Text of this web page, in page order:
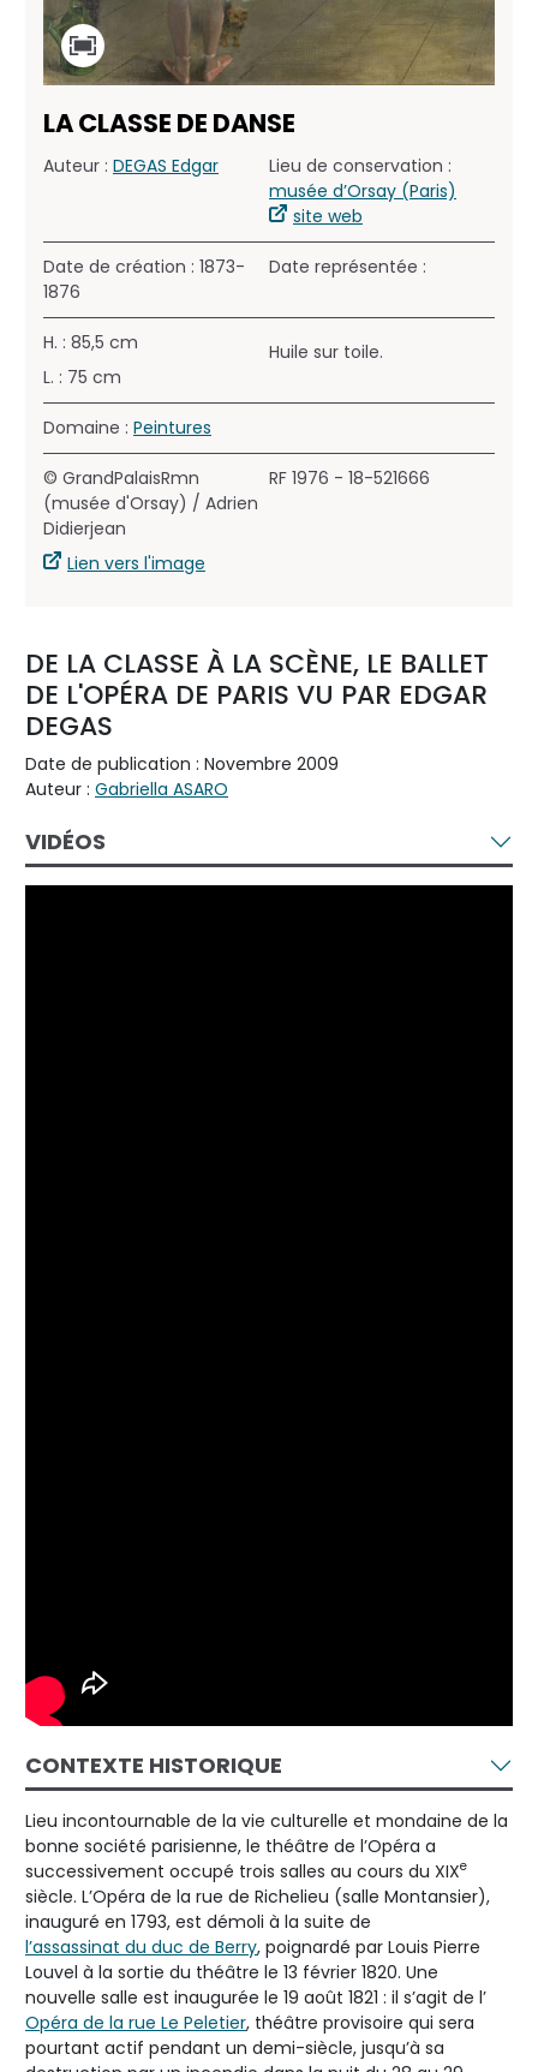
LA CLASSE DE DANSE
Auteur : DEGAS Edgar
Lieu de conservation :
musée d’Orsay (Paris)
site web
Date de création : 1873-
1876
Date représentée :
H. : 85,5 cm
L. : 75 cm
Huile sur toile.
Domaine : Peintures
© GrandPalaisRmn
(musée d'Orsay) / Adrien
Didierjean
Lien vers l'image
RF 1976 - 18-521666
DE LA CLASSE À LA SCÈNE, LE BALLET
DE L'OPÉRA DE PARIS VU PAR EDGAR
DEGAS
Date de publication : Novembre 2009
Auteur : Gabriella ASARO
VIDÉOS
CONTEXTE HISTORIQUE
Lieu incontournable de la vie culturelle et mondaine de la
bonne société parisienne, le théâtre de l’Opéra a
successivement occupé trois salles au cours du XIXe
siècle. L’Opéra de la rue de Richelieu (salle Montansier),
inauguré en 1793, est démoli à la suite de
l’assassinat du duc de Berry, poignardé par Louis Pierre
Louvel à la sortie du théâtre le 13 février 1820. Une
nouvelle salle est inaugurée le 19 août 1821 : il s’agit de l’
Opéra de la rue Le Peletier, théâtre provisoire qui sera
pourtant actif pendant un demi-siècle, jusqu’à sa